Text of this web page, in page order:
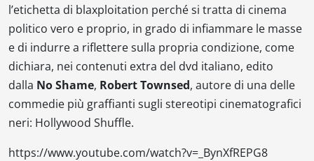
l’etichetta di blaxploitation perché si tratta di cinema
politico vero e proprio, in grado di infiammare le masse
e di indurre a riflettere sulla propria condizione, come
dichiara, nei contenuti extra del dvd italiano, edito
dalla No Shame, Robert Townsed, autore di una delle
commedie più graffianti sugli stereotipi cinematografici
neri: Hollywood Shuffle.
https://www.youtube.com/watch?v=_BynXfREPG8